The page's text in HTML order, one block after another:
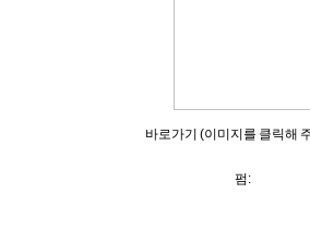
바로가기 (이미지를 클릭해
펌: